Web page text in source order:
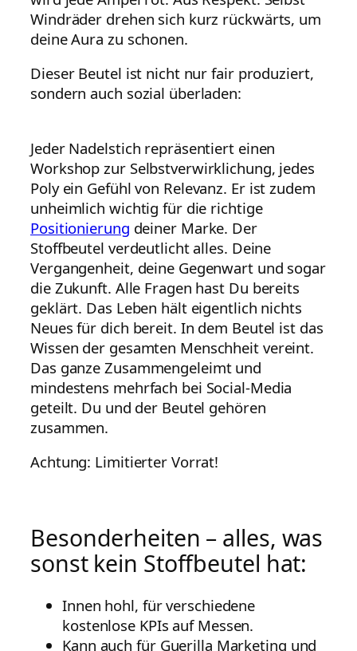
Windräder drehen sich kurz rückwärts, um
deine Aura zu schonen.
Dieser Beutel ist nicht nur fair produziert,
sondern auch sozial überladen:
Jeder Nadelstich repräsentiert einen
Workshop zur Selbstverwirklichung, jedes
Poly ein Gefühl von Relevanz. Er ist zudem
unheimlich wichtig für die richtige
Positionierung deiner Marke. Der
Stoffbeutel verdeutlicht alles. Deine
Vergangenheit, deine Gegenwart und sogar
die Zukunft. Alle Fragen hast Du bereits
geklärt. Das Leben hält eigentlich nichts
Neues für dich bereit. In dem Beutel ist das
Wissen der gesamten Menschheit vereint.
Das ganze Zusammengeleimt und
mindestens mehrfach bei Social-Media
geteilt. Du und der Beutel gehören
zusammen.
Achtung: Limitierter Vorrat!
Besonderheiten – alles, was
sonst kein Stoffbeutel hat:
Innen hohl, für verschiedene
kostenlose KPIs auf Messen.
Kann auch für Guerilla Marketing und